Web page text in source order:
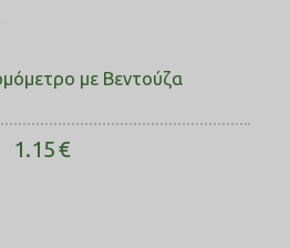
με Βεντούζα
1.15€